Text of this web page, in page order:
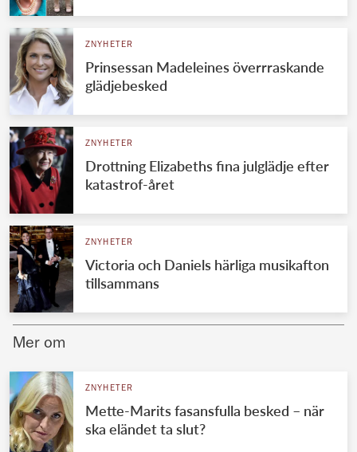
Danska kungahuset
Jordanska kungahuset
Luxemburgska storhertighuset
Japanska kejsarhuset
Thailändska kungahuset
Marockanska kungahuset
ZNYHETER
Prinsessan Madeleines överrraskande
glädjebesked
ZNYHETER
Drottning Elizabeths fina julglädje efter
katastrof-året
ZNYHETER
Victoria och Daniels härliga musikafton
tillsammans
Mer om
ZNYHETER
Mette-Marits fasansfulla besked – när
ska eländet ta slut?